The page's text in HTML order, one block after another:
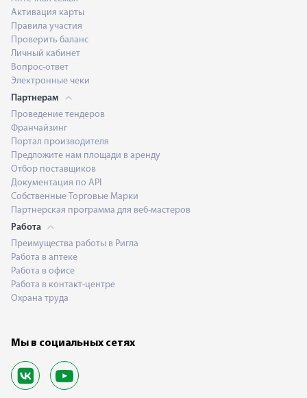
Активация карты
Правила участия
Проверить баланс
Личный кабинет
Вопрос-ответ
Электронные чеки
Партнерам
Проведение тендеров
Франчайзинг
Портал производителя
Предложите нам площади в аренду
Отбор поставщиков
Документация по API
Собственные Торговые Марки
Партнерская программа для веб-мастеров
Работа
Преимущества работы в Ригла
Работа в аптеке
Работа в офисе
Работа в контакт-центре
Охрана труда
Мы в социальных сетях